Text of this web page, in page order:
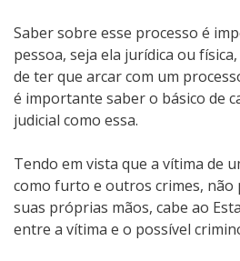
Saber sobre esse processo é
pessoa, seja ela jurídica ou
de ter que arcar com um
é importante saber o básico de
judicial como essa.
Tendo em vista que a vítima de
como furto e outros crimes, não
suas próprias mãos, cabe ao
entre a vítima e o possível